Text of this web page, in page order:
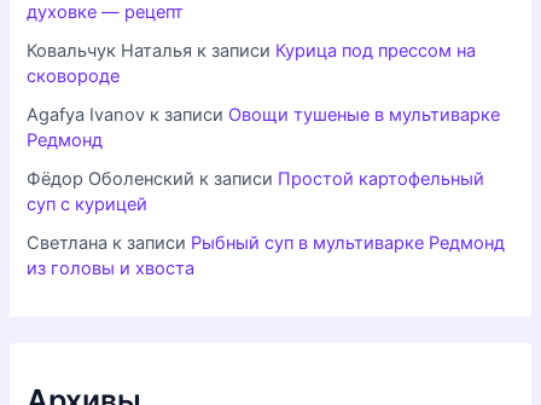
духовке — рецепт
Ковальчук Наталья к записи Курица под прессом на
сковороде
Agafya Ivanov к записи Овощи тушеные в мультиварке
Редмонд
Фёдор Оболенский к записи Простой картофельный
суп с курицей
Светлана к записи Рыбный суп в мультиварке Редмонд
из головы и хвоста